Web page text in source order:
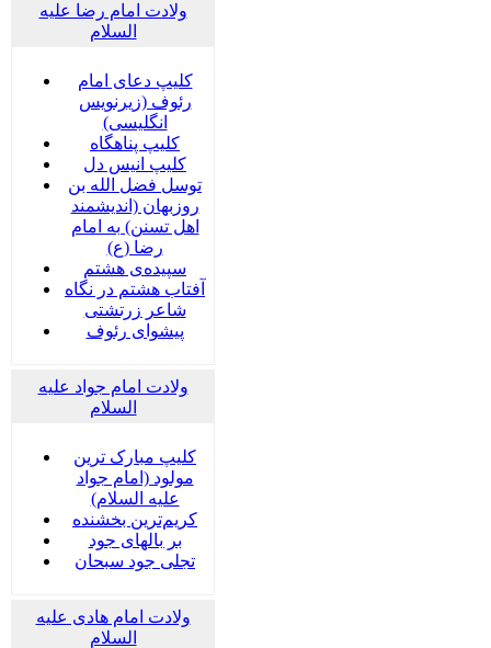
ولادت امام رضا علیه
السلام
کلیپ دعای امام
رئوف (زیرنویس
انگلیسی)
کلیپ پناهگاه
کلیپ انیس دل
توسل فضل الله بن
روزبهان (اندیشمند
اهل تسنن) به امام
رضا (ع)
سپیده‌ی هشتم
آفتاب هشتم در نگاه
شاعر زرتشتی
پیشوای رئوف
ولادت امام جواد علیه
السلام
کلیپ مبارک ترین
مولود (امام جواد
علیه السلام)
کریم‌ترین بخشنده
بر بالهای جود
تجلی جود سبحان
ولادت امام هادی علیه
السلام